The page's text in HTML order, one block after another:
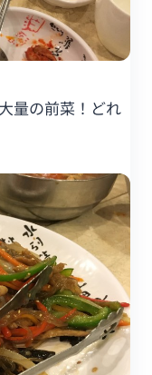
量の前菜！どれ